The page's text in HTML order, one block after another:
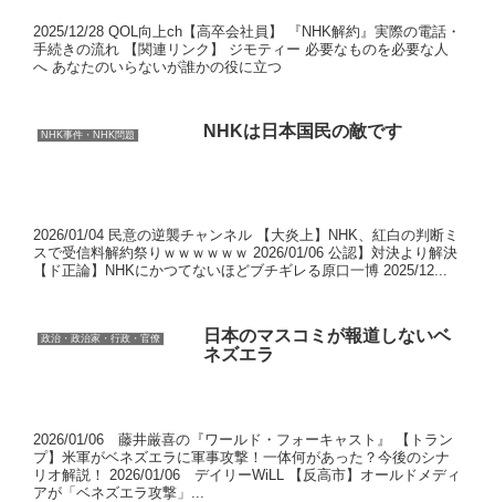
2025/12/28 QOL向上ch【高卒会社員】 『NHK解約』実際の電話・
手続きの流れ 【関連リンク】 ジモティー 必要なものを必要な人
へ あなたのいらないが誰かの役に立つ
NHK事件・NHK問題 NHKは日本国民の敵です
2026/01/04 民意の逆襲チャンネル 【大炎上】NHK、紅白の判断ミ
スで受信料解約祭りｗｗｗｗｗｗ 2026/01/06 公認】対決より解決
【ド正論】NHKにかつてないほどブチギレる原口一博 2025/12...
政治・政治家・行政・官僚
日本のマスコミが報道しないベ
ネズエラ
2026/01/06 藤井厳喜の『ワールド・フォーキャスト』 【トラン
プ】米軍がベネズエラに軍事攻撃！一体何があった？今後のシナ
リオ解説！ 2026/01/06 デイリーWiLL 【反高市】オールドメディ
アが「ベネズエラ攻撃」...